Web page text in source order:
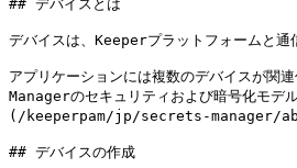
## デバイスとは
デバイスは、Keeperプラットフォームと通
アプリケーションには複数のデバイスが関
Managerのセキュリティおよび暗号化モデ
(/keeperpam/jp/secrets-manager/
## デバイスの作成